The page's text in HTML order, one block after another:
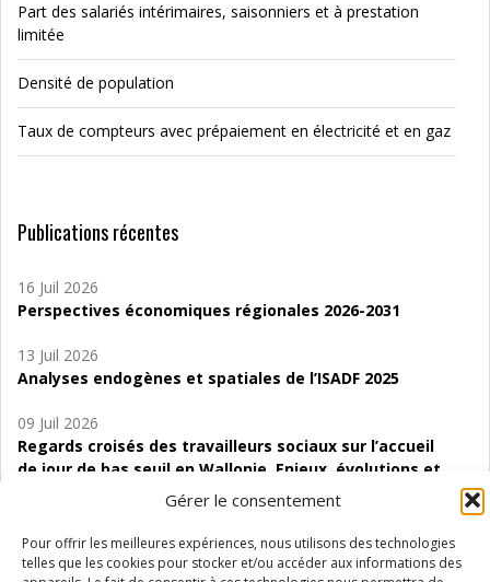
Gérer le consentement
Pour offrir les meilleures expériences, nous utilisons des technologies
telles que les cookies pour stocker et/ou accéder aux informations des
Part des salariés intérimaires, saisonniers et à prestation
limitée
Densité de population
Taux de compteurs avec prépaiement en électricité et en gaz
Publications récentes
16 Juil 2026
Perspectives économiques régionales 2026-2031
13 Juil 2026
Analyses endogènes et spatiales de l’ISADF 2025
09 Juil 2026
Regards croisés des travailleurs sociaux sur l’accueil
de jour de bas seuil en Wallonie. Enjeux, évolutions et
06 Juil 2026
Étude d’évaluabilité des Structures